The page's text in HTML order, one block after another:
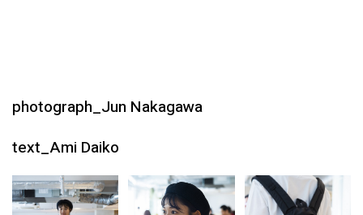
photograph_Jun Nakagawa
text_Ami Daiko